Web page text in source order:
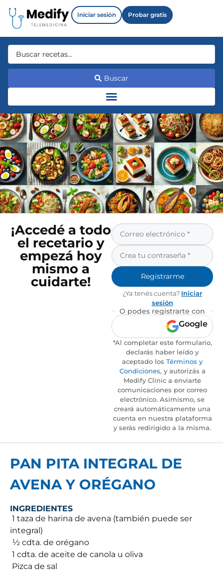
Iniciar sesión Probar gratis
Buscar
¡Accedé a todo
el recetario y
empezá hoy
mismo a
cuidarte!
Registrarme
¿Ya tenés cuenta? Iniciar
sesión
O podes registrarte con
Google
*Al completar este formulario,
declarás haber leído y
aceptado los Términos y
Condiciones, y autorizás a
Medify Clinic a enviarte
comunicaciones por correo
electrónico. Asimismo, se
creará automáticamente una
cuenta en nuestra plataforma
y serás redirigido a la misma.
PAN PITA INTEGRAL DE
AVENA Y ORÉGANO
INGREDIENTES
 1 taza de harina de avena (también puede ser
integral)
 ½ cdta. de orégano
 1 cdta. de aceite de canola u oliva
 Pizca de sal